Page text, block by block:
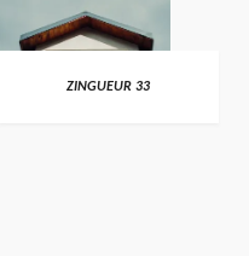
ZINGUEUR 33